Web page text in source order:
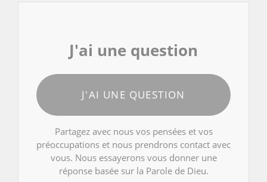
J'ai une question
J'AI UNE QUESTION
Partagez avec nous vos pensées et vos
préoccupations et nous prendrons contact avec
vous. Nous essayerons vous donner une
réponse basée sur la Parole de Dieu.